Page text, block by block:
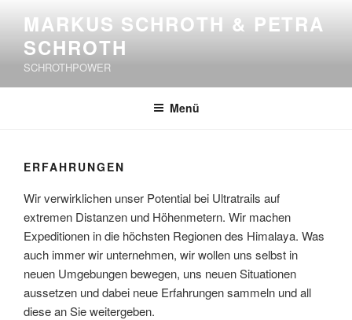
springen
MARKUS SCHROTH & PETRA
SCHROTH
SCHROTHPOWER
Menü
ERFAHRUNGEN
Wir verwirklichen unser Potential bei Ultratrails auf
extremen Distanzen und Höhenmetern. Wir machen
Expeditionen in die höchsten Regionen des Himalaya. Was
auch immer wir unternehmen, wir wollen uns selbst in
neuen Umgebungen bewegen, uns neuen Situationen
aussetzen und dabei neue Erfahrungen sammeln und all
diese an Sie weitergeben.